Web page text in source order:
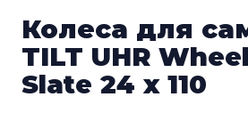
Колеса для
TILT UHR
Slate 24 x 110